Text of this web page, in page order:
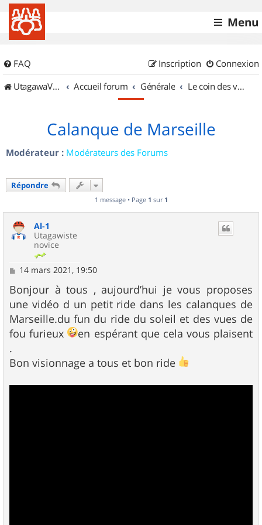
Menu
FAQ Connexion
Inscription
UtagawaVTT (Randos VTT et VTTAE avec traces GPS)
Accueil forum Générale Le coin des vidéastes
Calanque de Marseille
Modérateur : Modérateurs des Forums
Répondre
1 message • Page 1 sur 1
Al-1
Utagawiste
novice
M
s
s
a
g
e
14 mars 2021, 19:50
Bonjour à tous , aujourd’hui je vous proposes
une vidéo d un petit ride dans les calanques de
Marseille.du fun du ride du soleil et des vues de
fou furieux
en espérant que cela vous plaisent
.
Bon visionnage a tous et bon ride